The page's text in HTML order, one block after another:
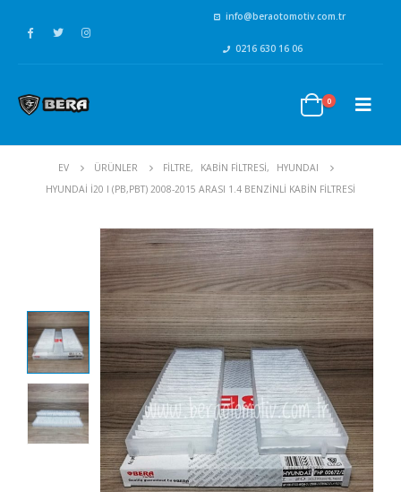
info@beraotomotiv.com.tr
0216 630 16 06
0
EV ÜRÜNLER FİLTRE, KABİN FİLTRESİ,
HYUNDAI
HYUNDAI İ20 I (PB,PBT) 2008-2015 ARASI 1.4 BENZINLI KABIN FILTRESI